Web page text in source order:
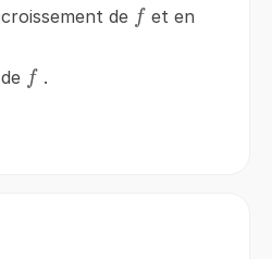
de ff et en
ff .